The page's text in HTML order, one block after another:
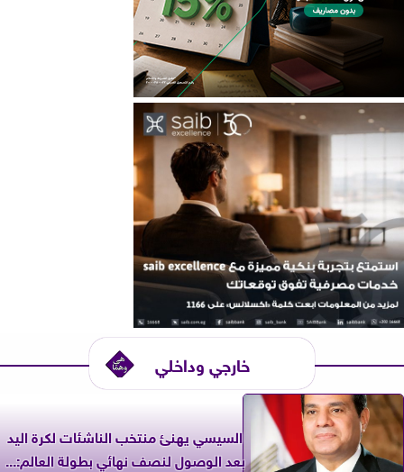
خارجي وداخلي
السيسي يهنئ منتخب الناشئات لكرة اليد
بعد الوصول لنصف نهائي بطولة العالم:...